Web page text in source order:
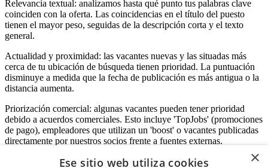
Relevancia textual: analizamos hasta qué punto tus palabras clave
coinciden con la oferta. Las coincidencias en el título del puesto
tienen el mayor peso, seguidas de la descripción corta y el texto
general.
Actualidad y proximidad: las vacantes nuevas y las situadas más
cerca de tu ubicación de búsqueda tienen prioridad. La puntuación
disminuye a medida que la fecha de publicación es más antigua o la
distancia aumenta.
Priorización comercial: algunas vacantes pueden tener prioridad
debido a acuerdos comerciales. Esto incluye 'TopJobs' (promociones
de pago), empleadores que utilizan un 'boost' o vacantes publicadas
directamente por nuestros socios frente a fuentes externas.
×
Ese sitio web utiliza cookies